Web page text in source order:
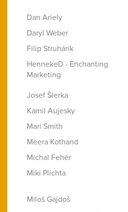
Dan Ariely
Daryl Weber
Filip Struhárik
HennekeD - Enchanting
Marketing
Josef Šlerka
Kamil Aujesky
Mari Smith
Meera Kothand
Michal Fehér
Miki Plichta
Miloš Gajdoš